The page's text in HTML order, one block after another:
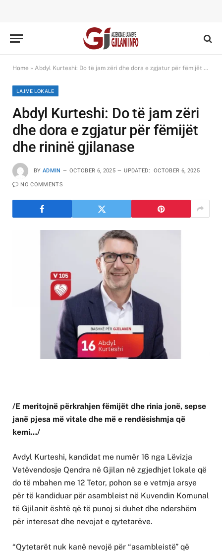
Home » Abdyl Kurteshi: Do të jam zëri dhe dora e zgjatur për fëmijët dhe rininë gjilanase
LAJME LOKALE
Abdyl Kurteshi: Do të jam zëri
dhe dora e zgjatur për fëmijët
dhe rininë gjilanase
BY ADMIN OCTOBER 6, 2025 UPDATED: OCTOBER 6, 2025
NO COMMENTS
/E meritojnë përkrahjen fëmijët dhe rinia jonë, sepse
janë pjesa më vitale dhe më e rendësishmja që
kemi…/
Avdyl Kurteshi, kandidat me numër 16 nga Lëvizja
Vetëvendosje Qendra në Gjilan në zgjedhjet lokale që
do të mbahen me 12 Tetor, pohon se e vetmja arsye
për të kandiduar për asambleist në Kuvendin Komunal
të Gjilanit është që të punoj si duhet dhe ndershëm
për interesat dhe nevojat e qytetarëve.
“Qytetarët nuk kanë nevojë për “asambleistë” që